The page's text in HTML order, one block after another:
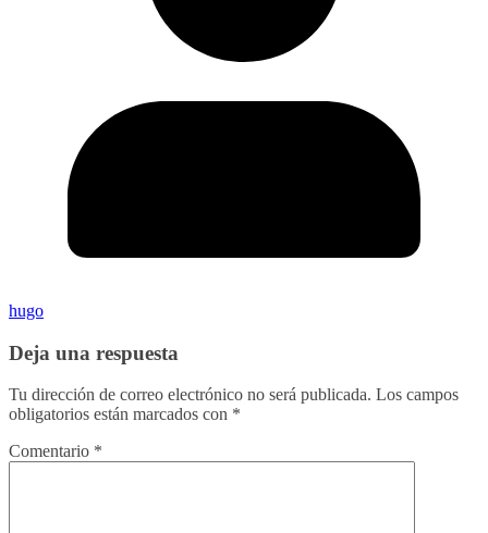
hugo
Deja una respuesta
Tu dirección de correo electrónico no será publicada. Los campos
obligatorios están marcados con *
Comentario *